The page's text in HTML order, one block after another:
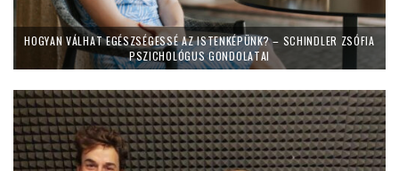
HOGYAN VÁLHAT EGÉSZSÉGESSÉ AZ ISTENKÉPÜNK? – SCHINDLER ZSÓFIA
PSZICHOLÓGUS GONDOLATAI